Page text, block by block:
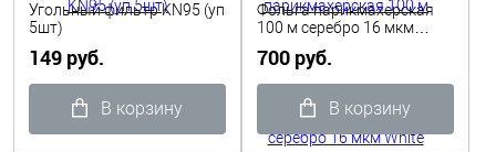
Угольный фильтр KN95 (уп
5шт)
149 руб.
В корзину
Фольга парикмахерская
100 м серебро 16 мкм
700 руб.
В корзину